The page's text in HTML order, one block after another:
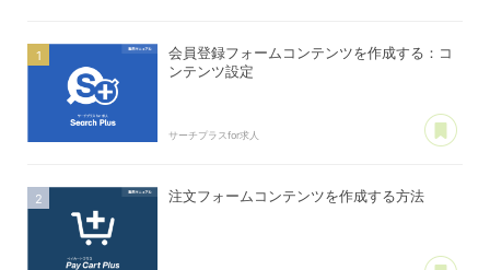
会員登録フォームコンテンツを作成する：コ
ンテンツ設定
サーチプラスfor求人
注文フォームコンテンツを作成する方法